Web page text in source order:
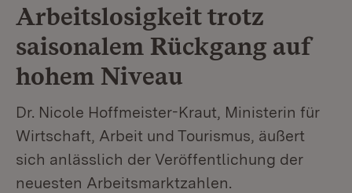
Arbeitslosigkeit trotz
saisonalem Rückgang auf
hohem Niveau
Dr. Nicole Hoffmeister-Kraut, Ministerin für
Wirtschaft, Arbeit und Tourismus, äußert
sich anlässlich der Veröffentlichung der
neuesten Arbeitsmarktzahlen.